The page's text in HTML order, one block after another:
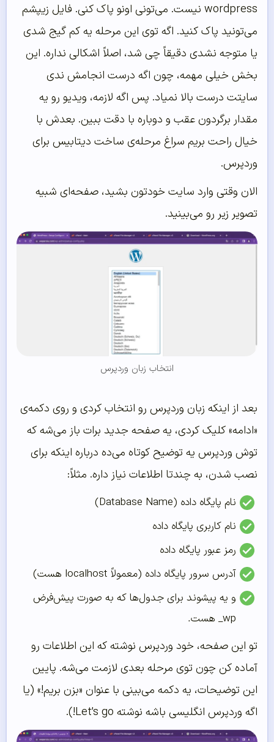
wordpress نیست. می‌تونی اونو پاک کنی. فایل زیپشم
می‌تونید پاک کنید. اگه توی این مرحله یه کم گیج شدی
یا متوجه نشدی دقیقاً چی شد، اصلاً اشکالی نداره. این
بخش خیلی مهمه، چون اگه درست انجامش ندی
سایتت درست بالا نمیاد. پس اگه لازمه، ویدیو رو یه
مقدار برگردون عقب و دوباره با دقت ببین. بعدش با
خیال راحت بریم سراغ مرحله‌ی ساخت دیتابیس برای
وردپرس.
الان وقتی وارد سایت خودتون بشید، صفحه‌ای شبیه
تصویر زیر رو می‌بینید.
انتخاب زبان وردپرس
بعد از اینکه زبان وردپرس رو انتخاب کردی و روی دکمه‌ی
«ادامه» کلیک کردی، یه صفحه جدید برات باز می‌شه که
توش وردپرس یه توضیح کوتاه می‌ده درباره اینکه برای
نصب شدن، به چندتا اطلاعات نیاز داره. مثلاً:
نام پایگاه داده (Database Name)
نام کاربری پایگاه داده
رمز عبور پایگاه داده
آدرس سرور پایگاه داده (معمولاً localhost هست)
و یه پیشوند برای جدول‌ها که به صورت پیش‌فرض
wp_ هست.
تو این صفحه، خود وردپرس نوشته که این اطلاعات رو
آماده کن چون توی مرحله بعدی لازمت می‌شه. پایین
این توضیحات، یه دکمه می‌بینی با عنوان «بزن بریم!» (یا
اگه وردپرس انگلیسی باشه نوشته Let’s go!).